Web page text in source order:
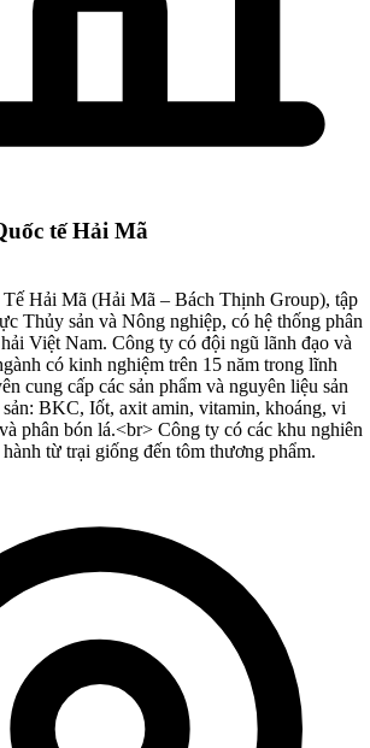
tế Hải Mã
Hải Mã (Hải Mã – Bách Thịnh Group), tập
Thủy sản và Nông nghiệp, có hệ thống phân
Việt Nam. Công ty có đội ngũ lãnh đạo và
có kinh nghiệm trên 15 năm trong lĩnh
cung cấp các sản phẩm và nguyên liệu sản
BKC, Iốt, axit amin, vitamin, khoáng, vi
phân bón lá.<br> Công ty có các khu nghiên
từ trại giống đến tôm thương phẩm.